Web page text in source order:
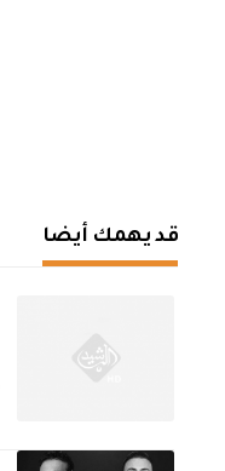
قد يهمك أيضا